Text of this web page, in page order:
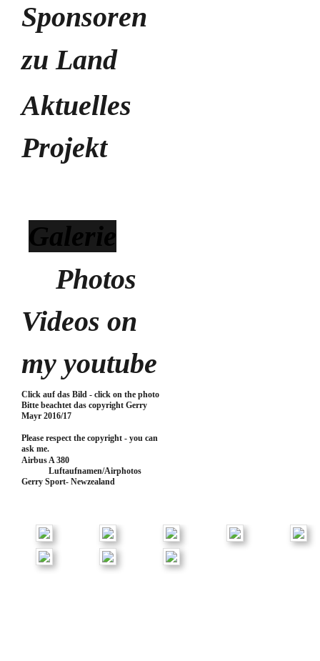
Sponsoren
zu Land
Aktuelles
Projekt
Galerie
Photos
Videos on
my youtube
Click auf das Bild - click on
Bitte beachtet das copyright Gerry
Mayr 2016/17
Please respect the copyright - you can
ask me.
Airbus A 380
Luftaufnamen/Airphotos
Gerry Sport- Newzealand